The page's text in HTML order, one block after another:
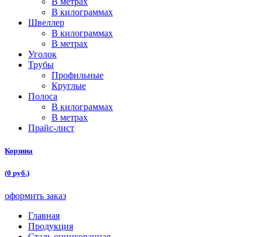
В килограммах
Швеллер
В килограммах
В метрах
Уголок
Трубы
Профильные
Круглые
Полоса
В килограммах
В метрах
Прайс-лист
Корзина
(0 руб.)
оформить заказ
Главная
Продукция